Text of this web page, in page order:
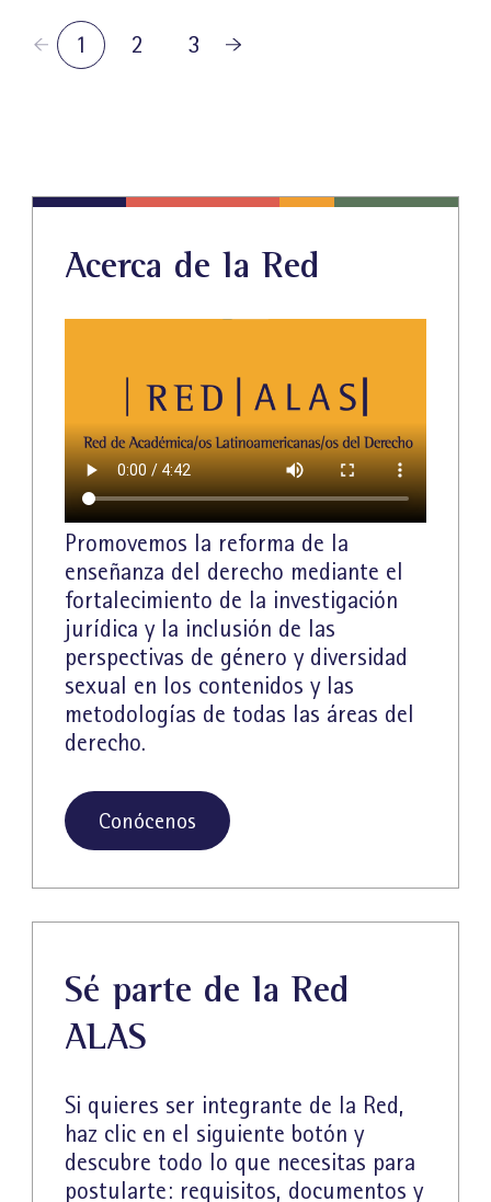
1 2 3
Acerca de la Red
Promovemos la reforma de la
enseñanza del derecho mediante el
fortalecimiento de la investigación
jurídica y la inclusión de las
perspectivas de género y diversidad
sexual en los contenidos y las
metodologías de todas las áreas del
derecho.
Conócenos
Sé parte de la Red
ALAS
Si quieres ser integrante de la Red,
haz clic en el siguiente botón y
descubre todo lo que necesitas para
postularte: requisitos, documentos y